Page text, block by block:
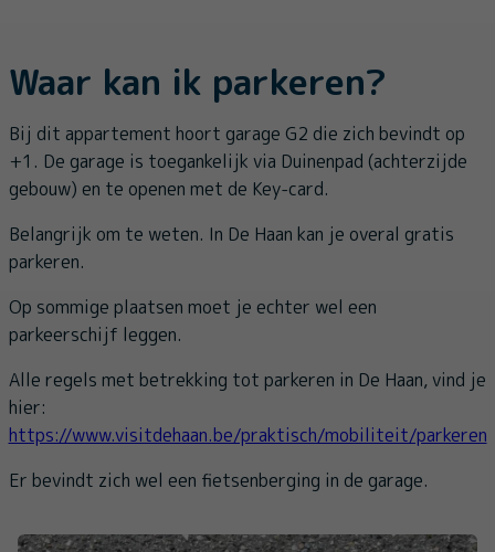
Waar kan ik parkeren?
Bij dit appartement hoort garage G2 die zich bevindt op
+1. De garage is toegankelijk via Duinenpad (achterzijde
gebouw) en te openen met de Key-card.
Belangrijk om te weten. In De Haan kan je overal gratis
parkeren.
Op sommige plaatsen moet je echter wel een
parkeerschijf leggen.
Alle regels met betrekking tot parkeren in De Haan, vind je
hier:
https://www.visitdehaan.be/praktisch/mobiliteit/parkeren
Er bevindt zich wel een fietsenberging in de garage.